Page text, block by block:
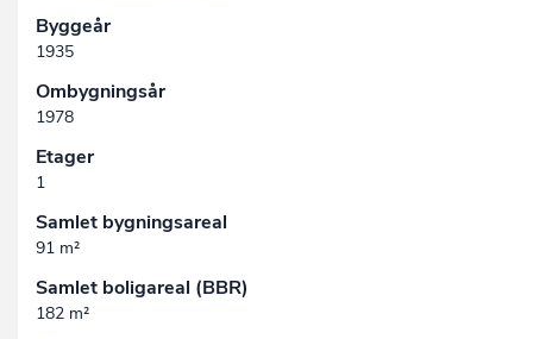
Byggeår
1935
Ombygningsår
1978
Etager
1
Samlet bygningsareal
91 m²
Samlet boligareal (BBR)
182 m²